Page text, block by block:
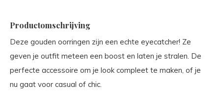
Productomschrijving
Deze gouden oorringen zijn een echte eyecatcher! Ze
geven je outfit meteen een boost en laten je stralen. De
perfecte accessoire om je look compleet te maken, of je
nu gaat voor casual of chic.